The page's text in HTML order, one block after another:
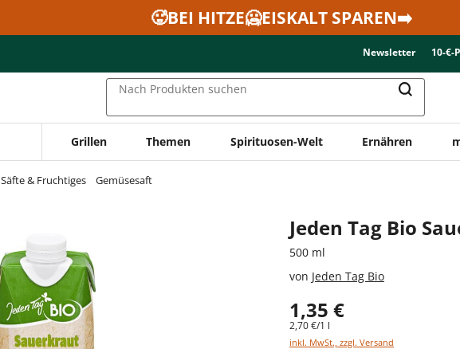
🥵BEI HITZE🥶EISKALT SPAREN➡️
Newsletter 10-€-
Nach Produkten suchen
Grillen Themen Spirituosen-Welt Ernähren
Säfte & Fruchtiges Gemüsesaft
Jeden Tag Bio
500 ml
von Jeden Tag Bio
1,35 €
2,70 €/1 l
inkl. MwSt., zzgl. Versand